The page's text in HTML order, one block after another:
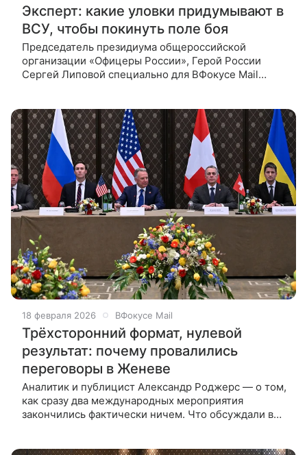
Эксперт: какие уловки придумывают в
ВСУ, чтобы покинуть поле боя
Председатель президиума общероссийской
организации «Офицеры России», Герой России
Сергей Липовой специально для ВФокусе Mail
18 февраля 2026 ВФокусе Mail
Трёхсторонний формат, нулевой
результат: почему провалились
переговоры в Женеве
Аналитик и публицист Александр Роджерс — о том,
как сразу два международных мероприятия
закончились фактически ничем. Что обсуждали в